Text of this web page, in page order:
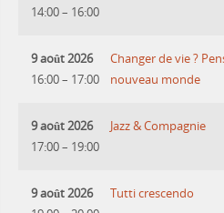
14:00– 16:00
9 août 2026
16:00– 17:00
Changer de vie ?
nouveau monde
9 août 2026
17:00– 19:00
Jazz & Compagnie
9 août 2026
Tutti crescendo